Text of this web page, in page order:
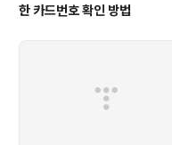
한 카드번호 확인 방법